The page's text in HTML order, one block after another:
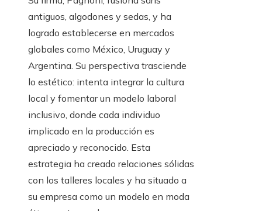
antiguos, algodones y sedas, y ha
logrado establecerse en mercados
globales como México, Uruguay y
Argentina. Su perspectiva trasciende
lo estético: intenta integrar la cultura
local y fomentar un modelo laboral
inclusivo, donde cada individuo
implicado en la producción es
apreciado y reconocido. Esta
estrategia ha creado relaciones sólidas
con los talleres locales y ha situado a
su empresa como un modelo en moda